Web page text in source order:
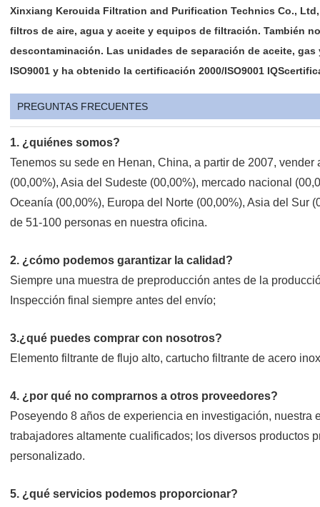
Xinxiang Kerouida Filtration and Purification Technics Co.,
filtros de aire, agua y aceite y equipos de filtración. También
descontaminación. Las unidades de separación de aceite,
ISO9001 y ha obtenido la certificación 2000/ISO9001
PREGUNTAS FRECUENTES
1. ¿quiénes somos?
Tenemos su sede en Henan, China, a partir de 2007,
(00,00%), Asia del Sudeste (00,00%), mercado nacional
Oceanía (00,00%), Europa del Norte (00,00%), Asia del Sur
de 51-100 personas en nuestra oficina.
2. ¿cómo podemos garantizar la calidad?
Siempre una muestra de preproducción antes de la
Inspección final siempre antes del envío;
3.¿qué puedes comprar con nosotros?
Elemento filtrante de flujo alto, cartucho filtrante de acero
4. ¿por qué no comprarnos a otros proveedores?
Poseyendo 8 años de experiencia en investigación,
trabajadores altamente cualificados; los diversos productos
personalizado.
5. ¿qué servicios podemos proporcionar?